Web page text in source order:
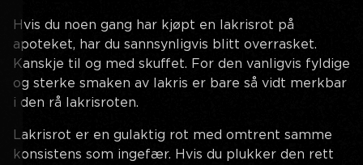
Hvis du noen gang har kjøpt en lakrisrot på
apoteket, har du sannsynligvis blitt overrasket.
Kanskje til og med skuffet. For den vanligvis fyldige
og sterke smaken av lakris er bare så vidt merkbar
i den rå lakrisroten.
Lakrisrot er en gulaktig rot med omtrent samme
konsistens som ingefær. Hvis du plukker den rett